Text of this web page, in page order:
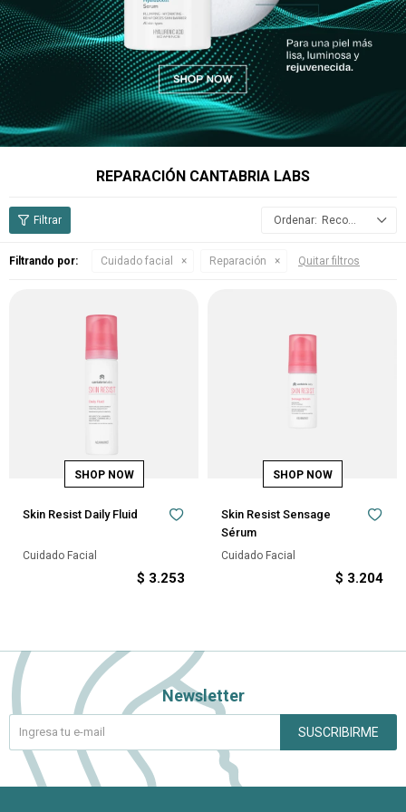
REPARACIÓN CANTABRIA LABS
Recomendados
Filtrando por: Cuidado facial Reparación Quitar filtros
Skin Resist Daily Fluid
Cuidado Facial
$ 3.253
Skin Resist Sensage
Sérum
Cuidado Facial
$ 3.204
Newsletter
SUSCRIBIRME